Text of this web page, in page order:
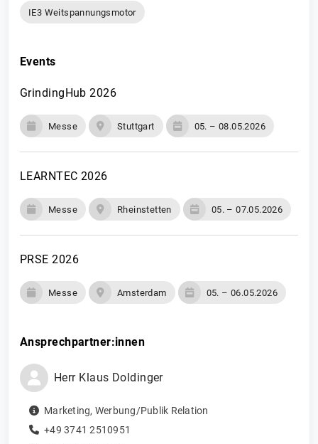
IE3 Weitspannungsmotor
Events
GrindingHub 2026
Messe Stuttgart 05. – 08.05.2026
LEARNTEC 2026
Messe Rheinstetten 05. – 07.05.2026
PRSE 2026
Messe Amsterdam 05. – 06.05.2026
Ansprechpartner:innen
Herr Klaus Doldinger
Marketing, Werbung/Publik Relation
+49 3741 2510951